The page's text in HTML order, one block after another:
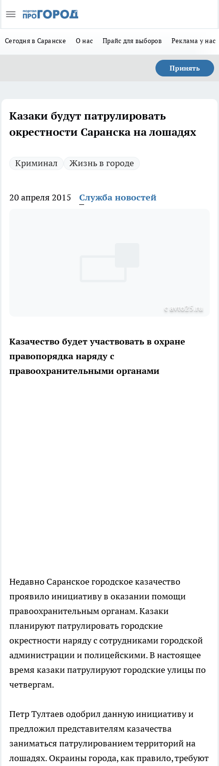
Сегодня в Саранске О нас Прайс для выборов Реклама у нас
Принять
Казаки будут патрулировать
окрестности Саранска на лошадях
Криминал Жизнь в городе
20 апреля 2015 Служба новостей
с avto25.ru
Казачество будет участвовать в охране
правопорядка наряду с
правоохранительными органами
Недавно Саранское городское казачество
проявило инициативу в оказании помощи
правоохранительным органам. Казаки
планируют патрулировать городские
окрестности наряду с сотрудниками городской
администрации и полицейскими. В настоящее
время казаки патрулируют городские улицы по
четвергам.
Петр Тултаев одобрил данную инициативу и
предложил представителям казачества
заниматься патрулированием территорий на
лошадях. Окраины города, как правило, требуют